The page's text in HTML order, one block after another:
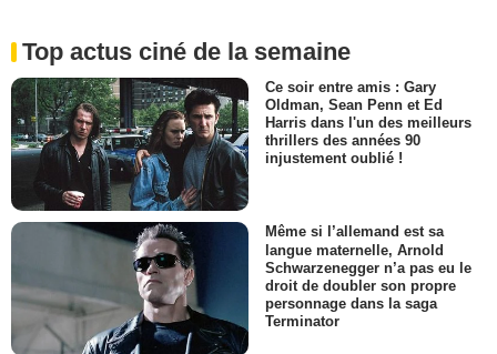
Top actus ciné de la semaine
Ce soir entre amis : Gary
Oldman, Sean Penn et Ed
Harris dans l'un des meilleurs
thrillers des années 90
injustement oublié !
Même si l’allemand est sa
langue maternelle, Arnold
Schwarzenegger n’a pas eu le
droit de doubler son propre
personnage dans la saga
Terminator